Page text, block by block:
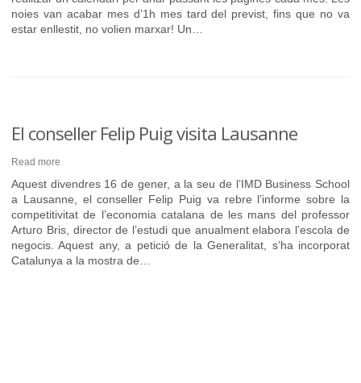
noies van acabar mes d’1h mes tard del previst, fins que no va
estar enllestit, no volien marxar! Un…
El conseller Felip Puig visita Lausanne
Read more
Aquest divendres 16 de gener, a la seu de l’IMD Business School
a Lausanne, el conseller Felip Puig va rebre l’informe sobre la
competitivitat de l’economia catalana de les mans del professor
Arturo Bris, director de l’estudi que anualment elabora l’escola de
negocis. Aquest any, a petició de la Generalitat, s’ha incorporat
Catalunya a la mostra de…